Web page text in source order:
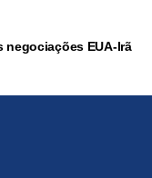
negociações EUA-Irã